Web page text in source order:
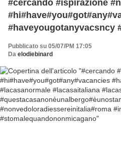
#cercando #ispirazione
#haveyougotanyvacsncy
#imissusomuch
Pubblicato su 05/07/PM 17:05
Da elodiebinard